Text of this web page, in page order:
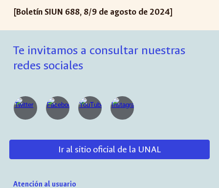
[Boletín SIUN 688, 8/9 de agosto de 2024]
Te invitamos a consultar nuestras
redes sociales
Ir al sitio oficial de la UNAL
Atención al usuario